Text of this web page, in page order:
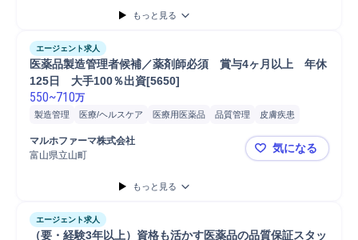
もっと見る
エージェント求人
医薬品製造管理者候補／薬剤師必須　賞与4ヶ月以上　年休
125日　大手100％出資[5650]
550~710万
製造管理 医療/ヘルスケア 医療用医薬品 品質管理 皮膚疾患
マルホファーマ株式会社
富山県立山町
医薬品製
気になる
もっと見る
エージェント求人
（要・経験3年以上）資格も活かす医薬品の品質保証スタッ